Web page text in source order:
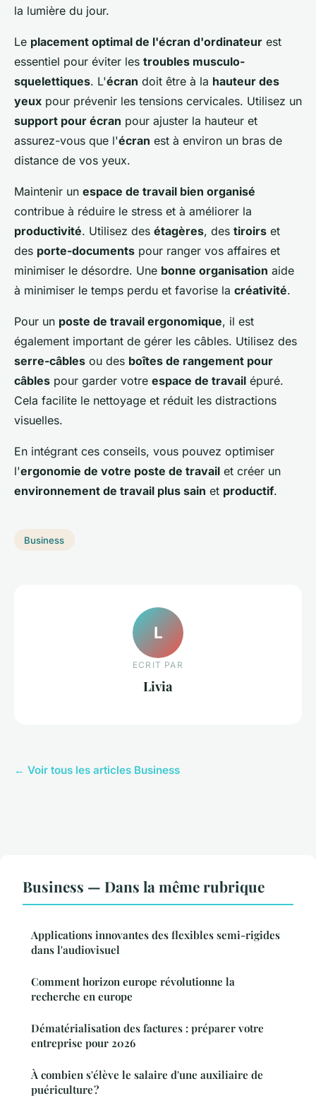
la lumière du jour.
Le placement optimal de l'écran d'ordinateur est
essentiel pour éviter les troubles musculo-
squelettiques. L'écran doit être à la hauteur des
yeux pour prévenir les tensions cervicales. Utilisez un
support pour écran pour ajuster la hauteur et
assurez-vous que l'écran est à environ un bras de
distance de vos yeux.
Maintenir un espace de travail bien organisé
contribue à réduire le stress et à améliorer la
productivité. Utilisez des étagères, des tiroirs et
des porte-documents pour ranger vos affaires et
minimiser le désordre. Une bonne organisation aide
à minimiser le temps perdu et favorise la créativité.
Pour un poste de travail ergonomique, il est
également important de gérer les câbles. Utilisez des
serre-câbles ou des boîtes de rangement pour
câbles pour garder votre espace de travail épuré.
Cela facilite le nettoyage et réduit les distractions
visuelles.
En intégrant ces conseils, vous pouvez optimiser
l'ergonomie de votre poste de travail et créer un
environnement de travail plus sain et productif.
Business
L
ECRIT PAR
Livia
← Voir tous les articles Business
Business — Dans la même rubrique
Applications innovantes des flexibles semi-rigides
dans l'audiovisuel
Comment horizon europe révolutionne la
recherche en europe
Dématérialisation des factures : préparer votre
entreprise pour 2026
À combien s'élève le salaire d'une auxiliaire de
puériculture ?